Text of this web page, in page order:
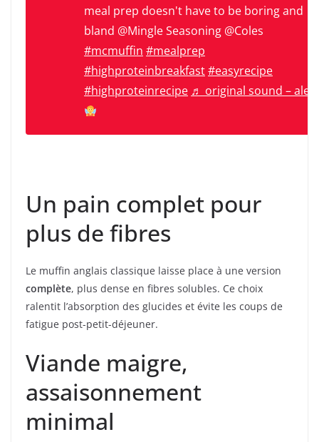
meal prep doesn't have to be boring and
bland @Mingle Seasoning @Coles
#mcmuffin #mealprep
#highproteinbreakfast#easyrecipe
#highproteinrecipe ♬ original sound – alex
Un pain complet pour
plus de fibres
Le muffin anglais classique laisse place à une version
complète, plus dense en fibres solubles. Ce choix
ralentit l’absorption des glucides et évite les coups de
fatigue post-petit-déjeuner.
Viande maigre,
assaisonnement
minimal